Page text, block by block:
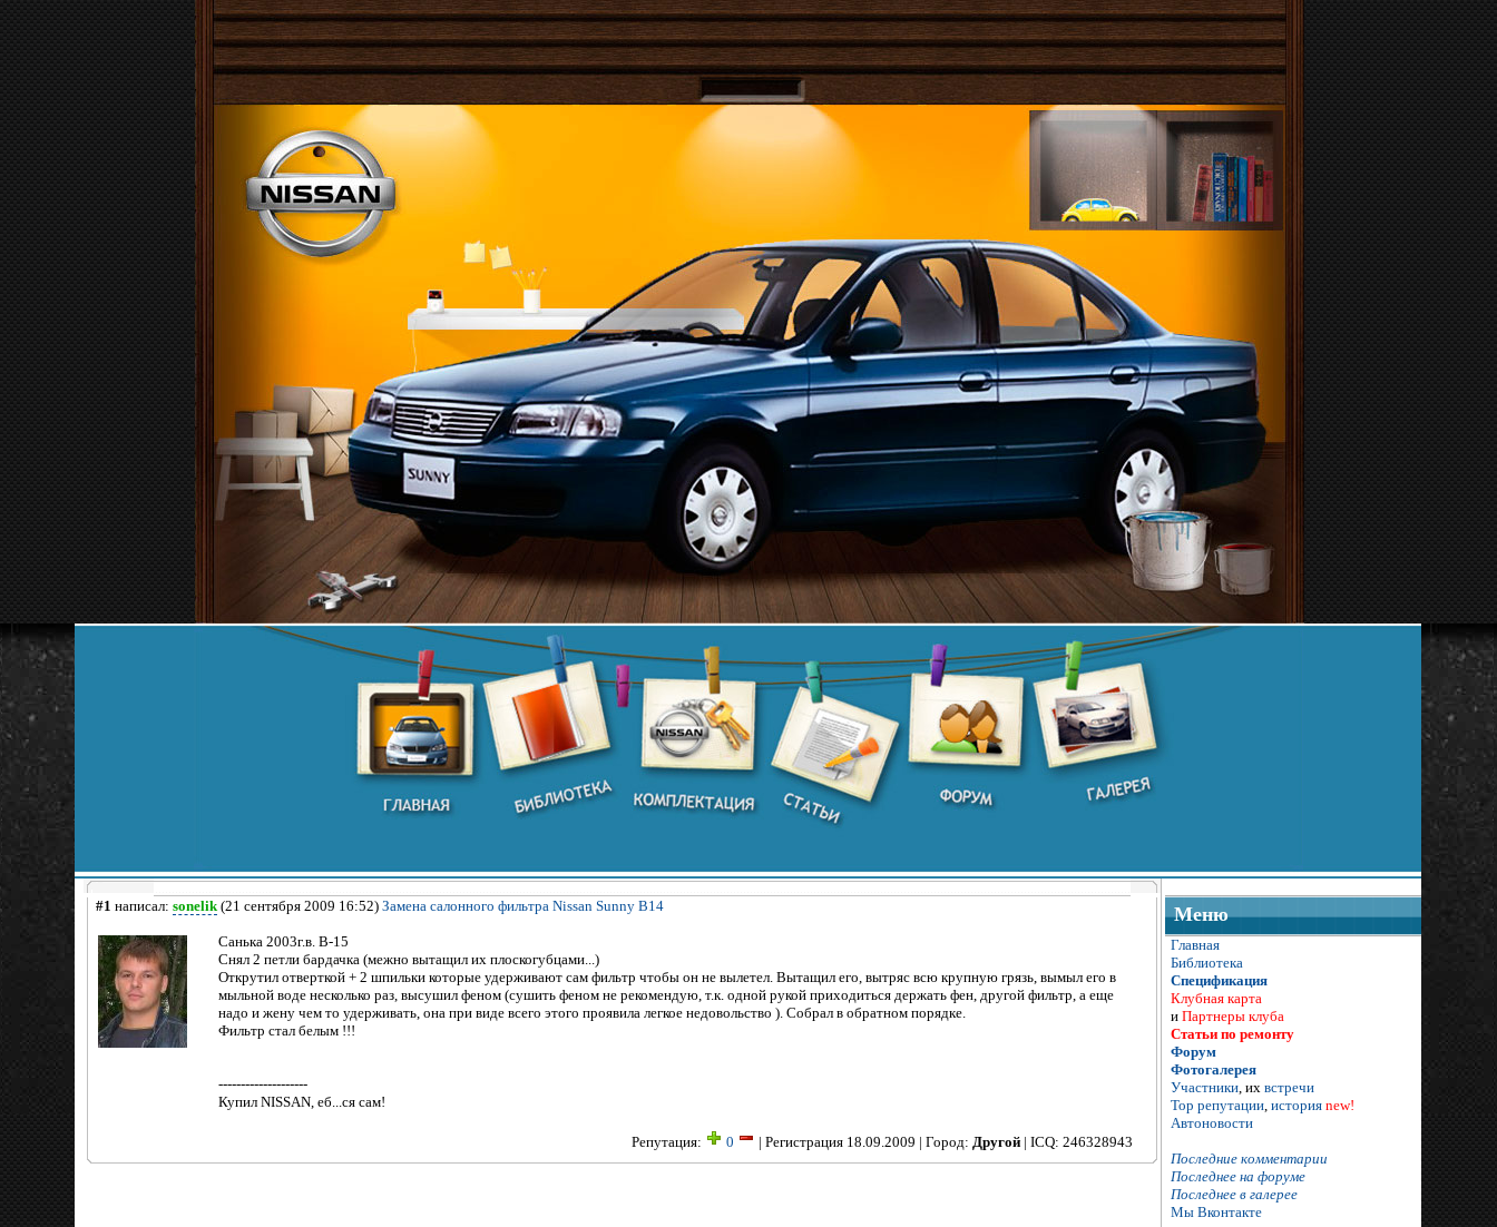
#1 написал: sonelik(21 сентября 2009 16:52) Замена салонного фильтра Nissan Sunny B14
Санька 2003г.в. В-15
Снял 2 петли бардачка (межно вытащил их плоскогубцами...)
Открутил отверткой + 2 шпильки которые удерживают сам фильтр чтобы он не вылетел. Вытащил его, вытряс всю крупную грязь, вымыл его в
мыльной воде несколько раз, высушил феном (сушить феном не рекомендую, т.к. одной рукой приходиться держать фен, другой фильтр, а еще
надо и жену чем то удерживать, она при виде всего этого проявила легкое недовольство ). Собрал в обратном порядке.
Фильтр стал белым !!!
--------------------
Купил NISSAN, еб...ся сам!
Репутация: 0 | Регистрация 18.09.2009 | Город: Другой | ICQ: 246328943
Меню
Главная
Библиотека
Спецификация
Клубная карта
и Партнеры клуба
Статьи по ремонту
Форум
Фотогалерея
Участники , их встречи
Тор репутации история new!
Автоновости
Последние комментарии
Последнее на форуме
Последнее в галерее
Мы Вконтакте